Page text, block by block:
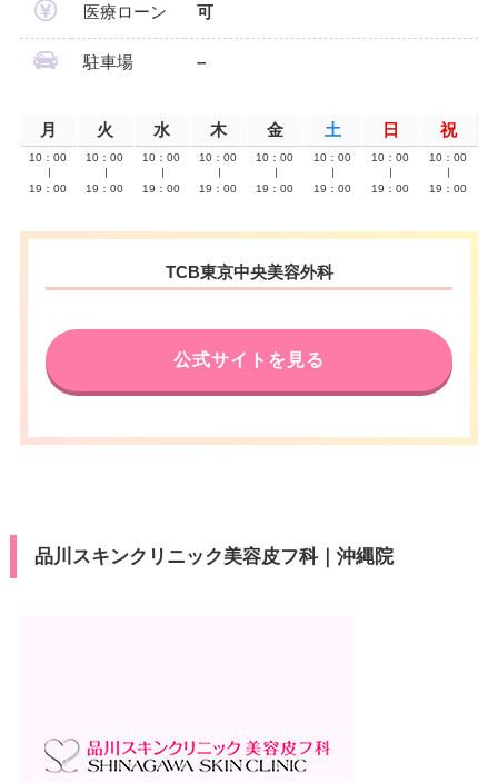
医療ローン 可
駐車場 –
月 火 水 木 金 土 日 祝
10：00
19：00
10：00
19：00
10：00
19：00
10：00
19：00
10：00
19：00
10：00
19：00
10：00
19：00
10：00
19：00
TCB東京中央美容外科
公式サイトを見る
品川スキンクリニック美容皮フ科｜沖縄院